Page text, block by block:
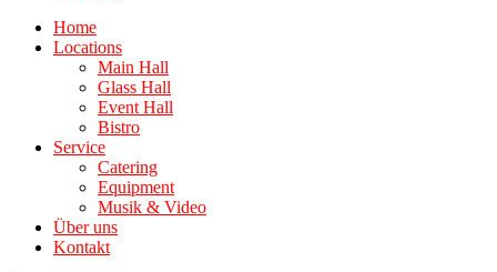
Home
Locations
Main Hall
Glass Hall
Event Hall
Bistro
Service
Catering
Equipment
Musik & Video
Über uns
Kontakt